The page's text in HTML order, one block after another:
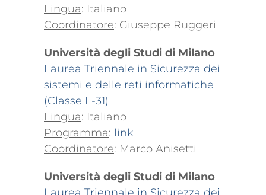
Lingua: Italiano
Coordinatore: Giuseppe Ruggeri
Università degli Studi di Milano
Laurea Triennale in Sicurezza dei
sistemi e delle reti informatiche
(Classe L-31)
Lingua: Italiano
Programma: link
Coordinatore: Marco Anisetti
Università degli Studi di Milano